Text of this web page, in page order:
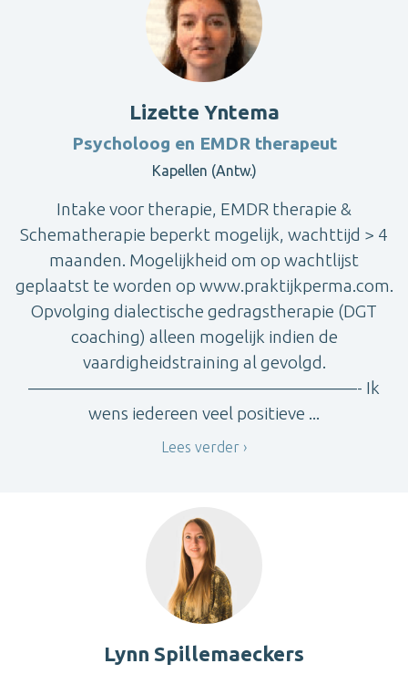
Lizette Yntema
Psycholoog en EMDR therapeut
Kapellen (Antw.)
Intake voor therapie, EMDR therapie &
Schematherapie beperkt mogelijk, wachttijd > 4
maanden. Mogelijkheid om op wachtlijst
geplaatst te worden op www.praktijkperma.com.
Opvolging dialectische gedragstherapie (DGT
coaching) alleen mogelijk indien de
vaardigheidstraining al gevolgd.
———————————————————- Ik
wens iedereen veel positieve ...
Lees verder
Lynn Spillemaeckers